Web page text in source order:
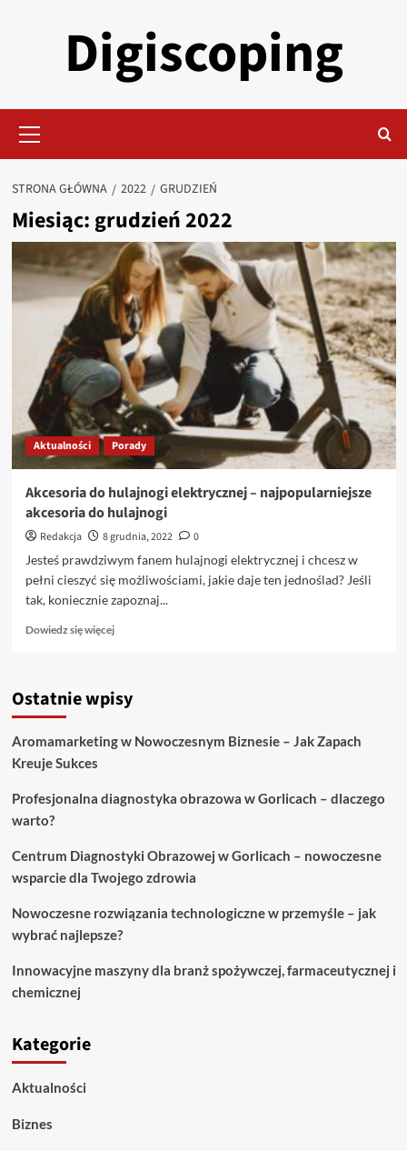
Digiscoping
główne
STRONA GŁÓWNA 2022 GRUDZIEŃ
Miesiąc:grudzień 2022
Aktualności Porady
Akcesoria do hulajnogi elektrycznej – najpopularniejsze
akcesoria do hulajnogi
Redakcja 8 grudnia, 2022
0
Jesteś prawdziwym fanem hulajnogi elektrycznej i chcesz w
pełni cieszyć się możliwościami, jakie daje ten jednoślad? Jeśli
tak, koniecznie zapoznaj...
Dowiedz się więcejDowiedz
Akcesoria
elektrycznej
akcesoria
Ostatnie wpisy
Aromamarketing w Nowoczesnym Biznesie – Jak Zapach
Kreuje Sukces
Profesjonalna diagnostyka obrazowa w Gorlicach – dlaczego
warto?
Centrum Diagnostyki Obrazowej w Gorlicach – nowoczesne
wsparcie dla Twojego zdrowia
Nowoczesne rozwiązania technologiczne w przemyśle – jak
wybrać najlepsze?
Innowacyjne maszyny dla branż spożywczej, farmaceutycznej i
chemicznej
Kategorie
Aktualności
Biznes